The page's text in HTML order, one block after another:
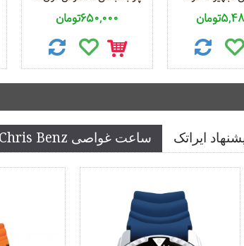
650,000تومان
ایراتک ساعت غواصی Chris Benz